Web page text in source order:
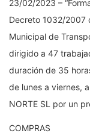
23/02/2023 –
Decreto 1032/2007
Municipal de
dirigido a 47
duración de 35
de lunes a viernes, a
NORTE SL por un
COMPRAS